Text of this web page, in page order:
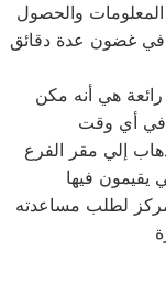
والحصول
في غضون عدة دقائق
هي أنه مكن
في أي وقت
إلي مقر الفرع
لطلب مساعدته